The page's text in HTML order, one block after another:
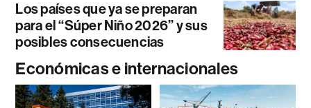
Los países que ya se preparan
para el “Súper Niño 2026” y sus
posibles consecuencias
Económicas e internacionales